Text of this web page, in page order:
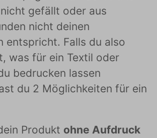
gefällt oder aus
nicht deinen
entspricht. Falls du also
was für ein Textil oder
bedrucken lassen
du 2 Möglichkeiten für ein
Produkt ohne Aufdruck